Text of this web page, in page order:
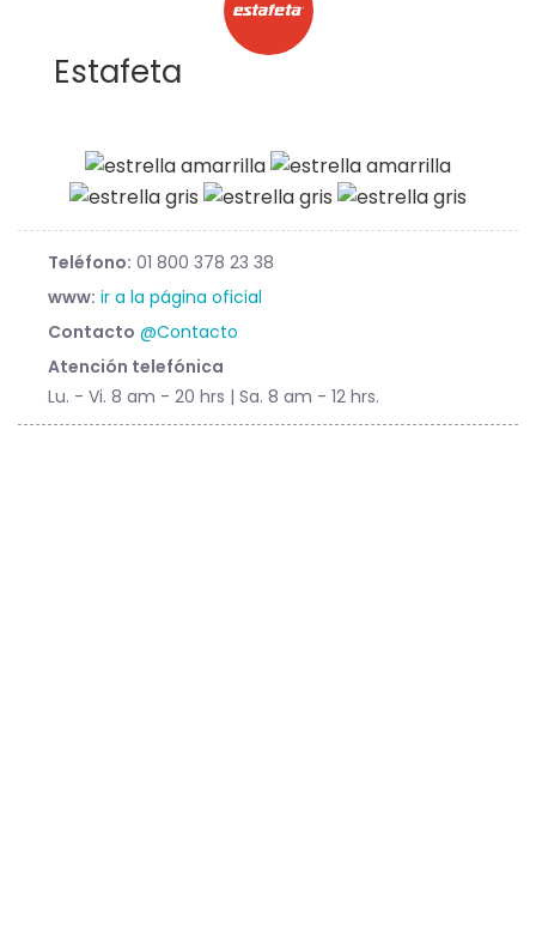
Estafeta
Teléfono: 01 800 378 23 38
www: ir a la página oficial
Contacto @Contacto
Atención telefónica
Lu. - Vi. 8 am - 20 hrs | Sa. 8 am - 12 hrs.